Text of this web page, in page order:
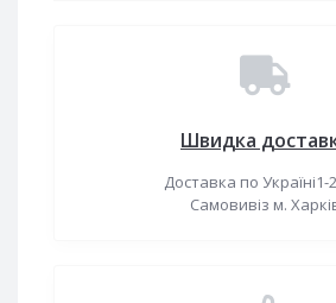
Швидка
Доставка по Україні1-
Самовивіз м.